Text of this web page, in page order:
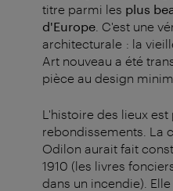
titre parmi les plus
d'Europe . C'est une
architecturale : la
Art nouveau a été
pièce au design
L'histoire des lieux est
rebondissements. La
Odilon aurait fait
1910 (les livres
dans un incendie).